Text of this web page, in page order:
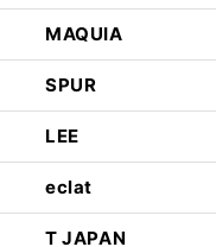
MAQUIA
SPUR
LEE
eclat
T JAPAN